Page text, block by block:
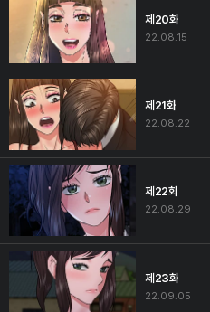
제20화
22.08.15
제21화
22.08.22
제22화
22.08.29
제23화
22.09.05